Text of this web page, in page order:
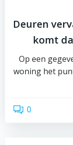
Deuren
komt
Op een
woning het
0